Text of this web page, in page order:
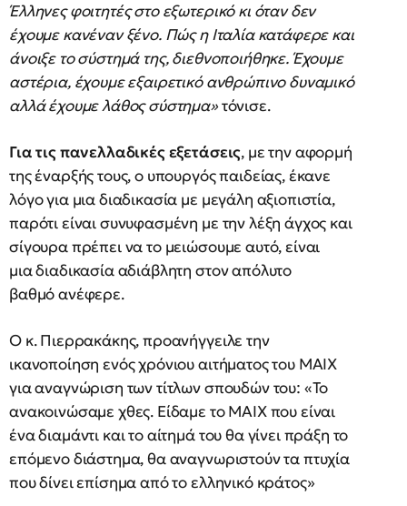
Έλληνες φοιτητές στο εξωτερικό κι όταν δεν
έχουμε κανέναν ξένο. Πώς η Ιταλία κατάφερε και
άνοιξε το σύστημά της, διεθνοποιήθηκε. Έχουμε
αστέρια, έχουμε εξαιρετικό ανθρώπινο δυναμικό
αλλά έχουμε λάθος σύστημα»τόνισε.
Για τις πανελλαδικές εξετάσεις, με την αφορμή
της έναρξής τους, ο υπουργός παιδείας, έκανε
λόγο για μια διαδικασία με μεγάλη αξιοπιστία,
παρότι είναι συνυφασμένη με την λέξη άγχος και
σίγουρα πρέπει να το μειώσουμε αυτό, είναι
μια διαδικασία αδιάβλητη στον απόλυτο
βαθμό ανέφερε.
Ο κ. Πιερρακάκης, προανήγγειλε την
ικανοποίηση ενός χρόνιου αιτήματος του ΜΑΙΧ
για αναγνώριση των τίτλων σπουδών του: «Το
ανακοινώσαμε χθες. Είδαμε το ΜΑΙΧ που είναι
ένα διαμάντι και το αίτημά του θα γίνει πράξη το
επόμενο διάστημα, θα αναγνωριστούν τα πτυχία
που δίνει επίσημα από το ελληνικό κράτος»